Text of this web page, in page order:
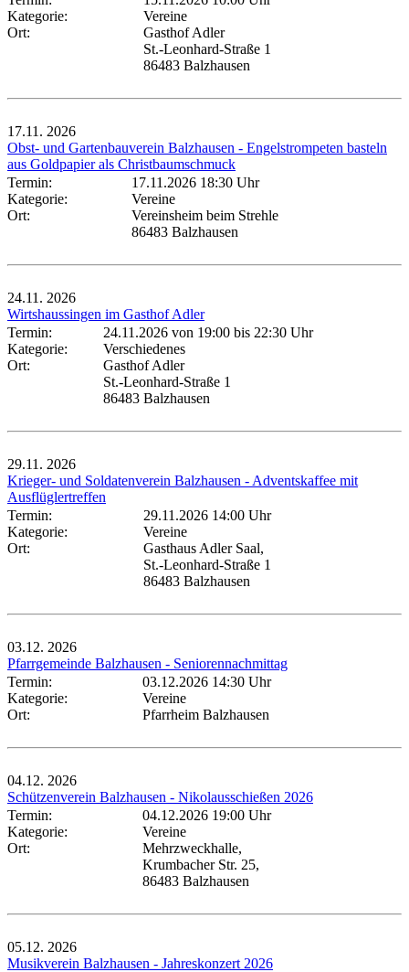
Kategorie:
Vereine
Ort:
Gasthof Adler
St.-Leonhard-Straße 1
86483 Balzhausen
17.11. 2026
Obst- und Gartenbauverein Balzhausen - Engelstrompeten basteln
aus Goldpapier als Christbaumschmuck
Termin:
17.11.2026 18:30 Uhr
Kategorie:
Vereine
Ort:
Vereinsheim beim Strehle
86483 Balzhausen
24.11. 2026
Wirtshaussingen im Gasthof Adler
Termin:
24.11.2026 von 19:00 bis 22:30 Uhr
Kategorie:
Verschiedenes
Ort:
Gasthof Adler
St.-Leonhard-Straße 1
86483 Balzhausen
29.11. 2026
Krieger- und Soldatenverein Balzhausen - Adventskaffee mit
Ausflüglertreffen
Termin:
29.11.2026 14:00 Uhr
Kategorie:
Vereine
Ort:
Gasthaus Adler Saal,
St.-Leonhard-Straße 1
86483 Balzhausen
03.12. 2026
Pfarrgemeinde Balzhausen - Seniorennachmittag
Termin:
03.12.2026 14:30 Uhr
Kategorie:
Vereine
Ort:
Pfarrheim Balzhausen
04.12. 2026
Schützenverein Balzhausen - Nikolausschießen 2026
Termin:
04.12.2026 19:00 Uhr
Kategorie:
Vereine
Ort:
Mehrzweckhalle,
Krumbacher Str. 25,
86483 Balzhausen
05.12. 2026
Musikverein Balzhausen - Jahreskonzert 2026